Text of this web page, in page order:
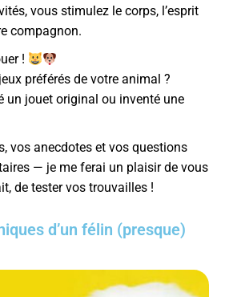
vous stimulez le corps, l’esprit
compagnon.
!
préférés de votre animal ?
un jouet original ou inventé une
vos anecdotes et vos questions
— je me ferai un plaisir de vous
de tester vos trouvailles !
d’un félin (presque)